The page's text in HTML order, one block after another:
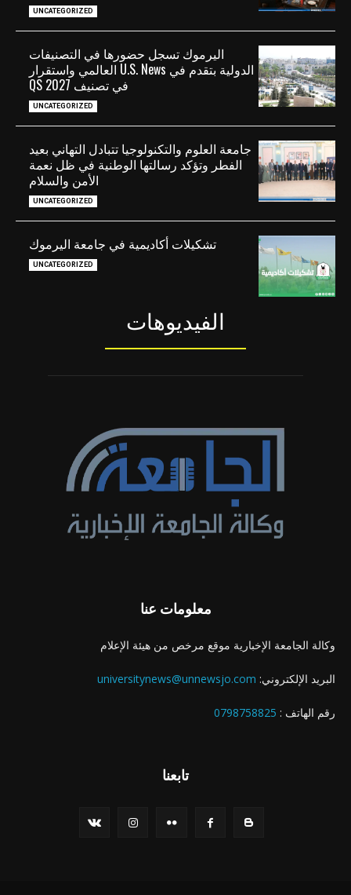
UNCATEGORIZED
اليرموك تسجل حضورها في التصنيفات
الدولية بتقدم في U.S. News العالمي واستقرار
في تصنيف QS 2027
UNCATEGORIZED
جامعة العلوم والتكنولوجيا تتبادل التهاني بعيد
الفطر وتؤكد رسالتها الوطنية في ظل نعمة
الأمن والسلام
UNCATEGORIZED
تشكيلات أكاديمية في جامعة اليرموك
UNCATEGORIZED
الفيديوهات
معلومات عنا
وكالة الجامعة الإخبارية موقع مرخص من هيئة الإعلام
البريد الإلكتروني: universitynews@unnewsjo.com
رقم الهاتف : 0798758825
تابعنا